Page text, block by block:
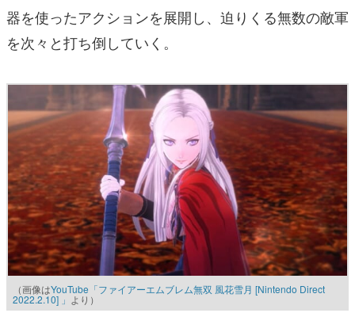
器を使ったアクションを展開し、迫りくる無数の敵軍
を次々と打ち倒していく。
（画像はYouTube「ファイアーエムブレム無双 風花雪月 [Nintendo Direct
2022.2.10] 」 より）